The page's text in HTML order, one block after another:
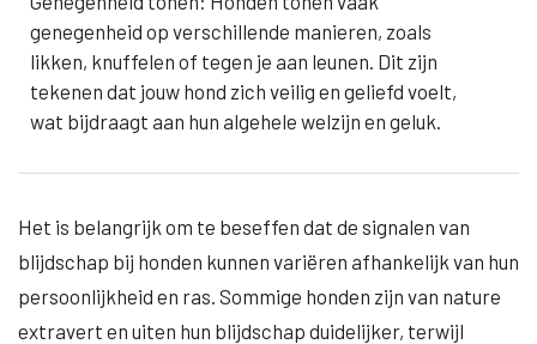
genegenheid op verschillende manieren, zoals
likken, knuffelen of tegen je aan leunen. Dit zijn
tekenen dat jouw hond zich veilig en geliefd voelt,
wat bijdraagt aan hun algehele welzijn en geluk.
Het is belangrijk om te beseffen dat de signalen van
blijdschap bij honden kunnen variëren afhankelijk van hun
persoonlijkheid en ras. Sommige honden zijn van nature
extravert en uiten hun blijdschap duidelijker, terwijl